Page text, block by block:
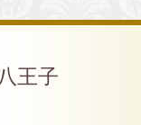
王子